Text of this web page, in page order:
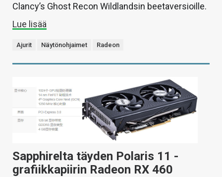
Clancy’s Ghost Recon Wildlandsin beetaversioille.
Lue lisää
Ajurit Näytönohjaimet Radeon
Sapphirelta täyden Polaris 11 -
grafiikkapiirin Radeon RX 460